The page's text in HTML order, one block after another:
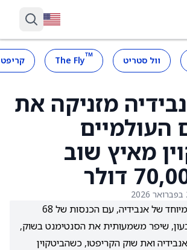
וול סטריט ™
The Fly
מזניקה את
העולמיים
מאיץ שוב
דוח רווחים חזק במיוחד של אנבידיה, עם הכנסות של 68
שיפר משמעותית את הסנטימנט בשוק,
ואת שוק הקריפטו, כשהביטקוין